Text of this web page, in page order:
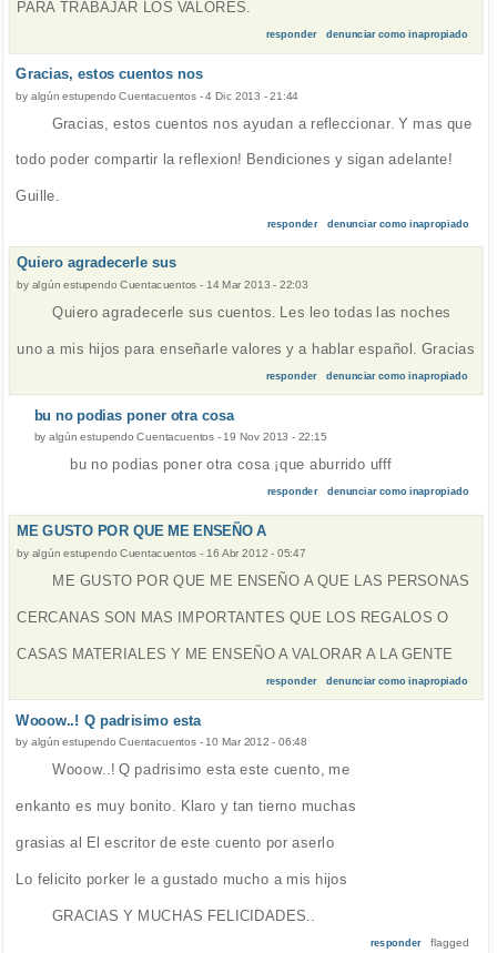
PARA TRABAJAR LOS VALORES.
responder denunciar como inapropiado
Gracias, estos cuentos nos
by algún estupendo Cuentacuentos-4 Dic 2013 - 21:44
Gracias, estos cuentos nos ayudan a refleccionar. Y mas que
todo poder compartir la reflexion! Bendiciones y sigan adelante!
Guille.
responder denunciar como inapropiado
Quiero agradecerle sus
by algún estupendo Cuentacuentos - 14 Mar 2013 - 22:03
Quiero agradecerle sus cuentos. Les leo todas las noches
uno a mis hijos para enseñarle valores y a hablar español. Gracias
responder denunciar como inapropiado
bu no podias poner otra cosa
byalgún estupendo Cuentacuentos - 19 Nov 2013 - 22:15
bu no podias poner otra cosa ¡que aburrido ufff
responder denunciar como inapropiado
ME GUSTO POR QUE ME ENSEÑO A
by algún estupendo Cuentacuentos - 16 Abr 2012 - 05:47
ME GUSTO POR QUE ME ENSEÑO A QUE LAS PERSONAS
CERCANAS SON MAS IMPORTANTES QUE LOS REGALOS O
CASAS MATERIALES Y ME ENSEÑO A VALORAR A LA GENTE
responder denunciar como inapropiado
Wooow..! Q padrisimo esta
by algún estupendo Cuentacuentos- 10 Mar 2012 - 06:48
Wooow..! Q padrisimo esta este cuento, me
enkanto es muy bonito. Klaro y tan tierno muchas
grasias al El escritor de este cuento por aserlo
Lo felicito porker le a gustado mucho a mis hijos
GRACIAS Y MUCHAS FELICIDADES..
responder flagged